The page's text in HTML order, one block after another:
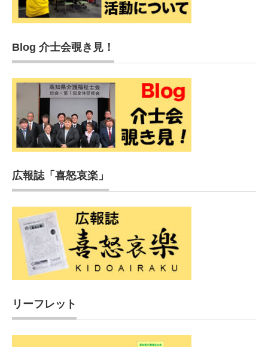
Blog 介士会覗き見！
広報誌「喜怒哀楽」
リーフレット